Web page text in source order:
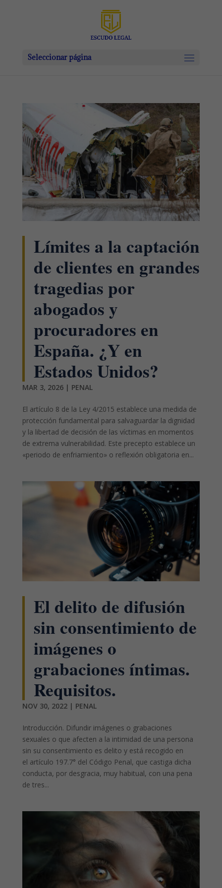
Seleccionar página
Límites a la captación
de clientes en grandes
tragedias por
abogados y
procuradores en
España. ¿Y en
Estados Unidos?
MAR 3, 2026| PENAL
El artículo 8 de la Ley 4/2015 establece una medida de
protección fundamental para salvaguardar la dignidad
y la libertad de decisión de las víctimas en momentos
de extrema vulnerabilidad. Este precepto establece un
«periodo de enfriamiento» o reflexión obligatoria en...
El delito de difusión
sin consentimiento de
imágenes o
grabaciones íntimas.
Requisitos.
NOV 30, 2022| PENAL
Introducción. Difundir imágenes o grabaciones
sexuales o que afecten a la intimidad de una persona
sin su consentimiento es delito y está recogido en
el artículo 197.7° del Código Penal, que castiga dicha
conducta, por desgracia, muy habitual, con una pena
de tres...